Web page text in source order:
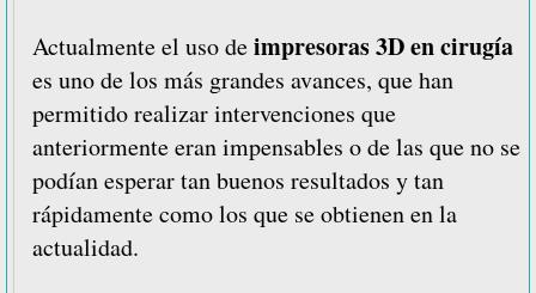
Actualmente el uso deimpresoras 3D en cirugía
es uno de los más grandes avances, que han
permitido realizar intervenciones que
anteriormente eran impensables o de las que no se
podían esperar tan buenos resultados y tan
rápidamente como los que se obtienen en la
actualidad.